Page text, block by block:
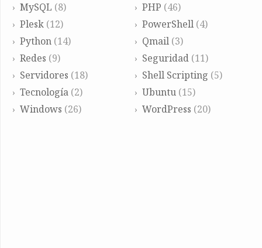
MySQL (8) PHP (46)
Plesk (12) PowerShell(4)
Python (14) Qmail(3)
Redes (9) Seguridad(11)
Servidores (18) Shell Scripting (5)
Tecnología (2) Ubuntu(15)
Windows (26) WordPress (20)